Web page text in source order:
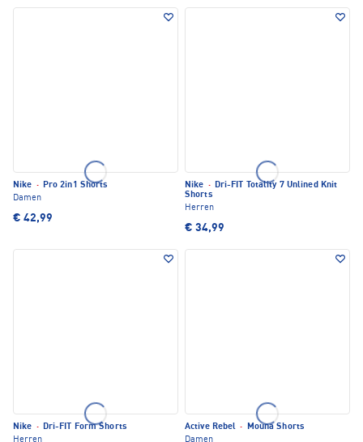
Nike · Pro 2in1 Shorts
Damen
€ 42,99
Nike · Dri-FIT Totality 7 Unlined Knit
Shorts
Herren
€ 34,99
Nike · Dri-FIT Form Shorts
Herren
Active Rebel ·
Mouna Shorts
Damen